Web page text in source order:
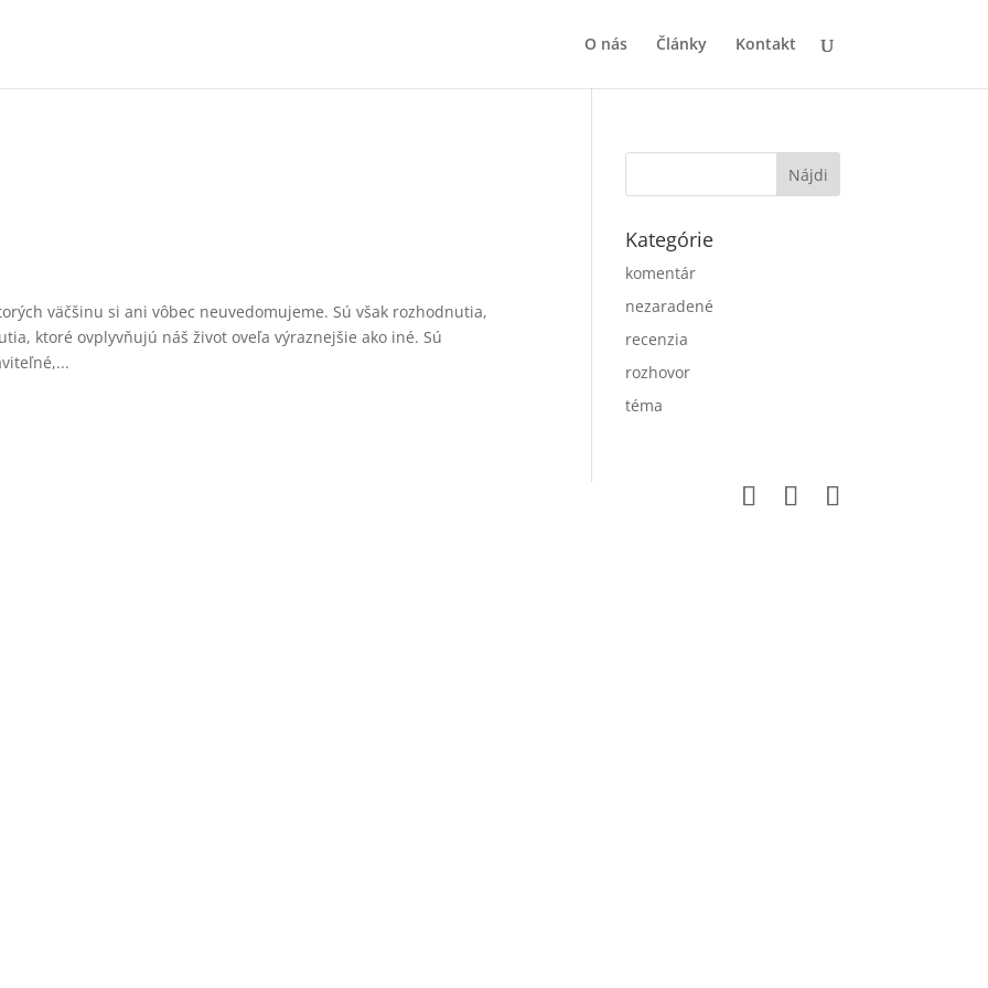
O nás Články Kontakt
väčšinu si ani vôbec neuvedomujeme. Sú však rozhodnutia,
ktoré ovplyvňujú náš život oveľa výraznejšie ako iné. Sú
Kategórie
komentár
nezaradené
recenzia
rozhovor
téma